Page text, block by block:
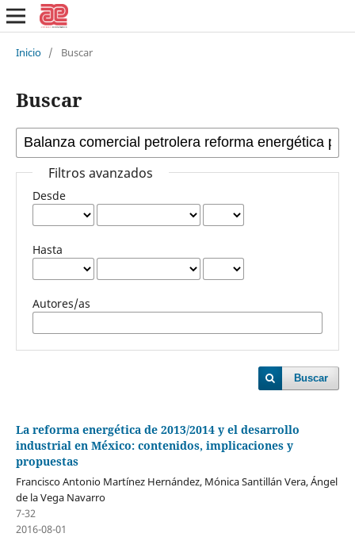
Inicio / Buscar
Buscar
Filtros avanzados
Desde
Hasta
Autores/as
Buscar
La reforma energética de 2013/2014 y el desarrollo
industrial en México: contenidos, implicaciones y
propuestas
Francisco Antonio Martínez Hernández, Mónica Santillán Vera, Ángel
de la Vega Navarro
7-32
2016-08-01